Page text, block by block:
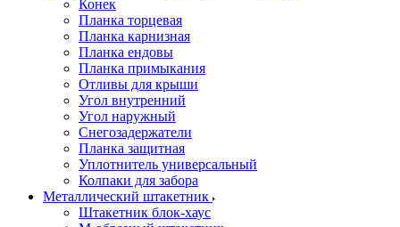
Конек
Планка торцевая
Планка карнизная
Планка ендовы
Планка примыкания
Отливы для крыши
Угол внутренний
Угол наружный
Снегозадержатели
Планка защитная
Уплотнитель универсальный
Колпаки для забора
Металлический штакетник
Штакетник блок-хаус